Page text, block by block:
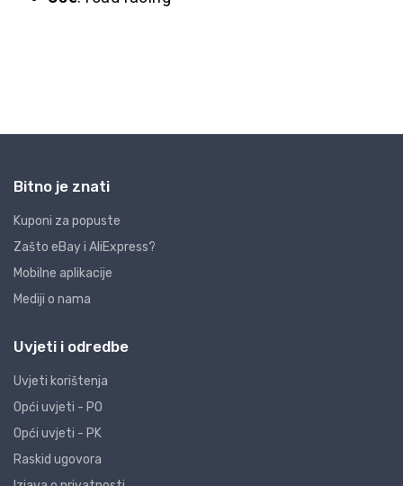
Bitno je znati
Kuponi za popuste
Zašto eBay i AliExpress?
Mobilne aplikacije
Mediji o nama
Uvjeti i odredbe
Uvjeti korištenja
Opći uvjeti - PO
Opći uvjeti - PK
Raskid ugovora